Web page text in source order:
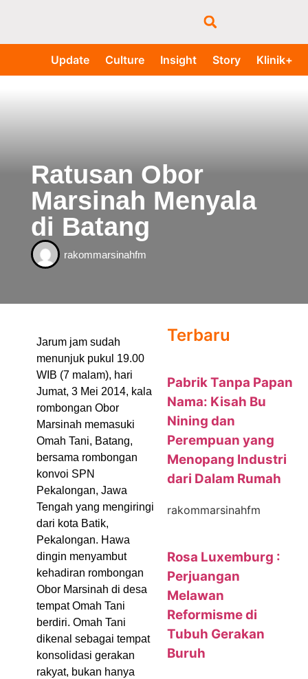
Update Culture Insight Story Klinik+
Ratusan Obor
Marsinah Menyala
di Batang
rakommarsinahfm
Jarum jam sudah
menunjuk pukul 19.00
WIB (7 malam), hari
Jumat, 3 Mei 2014, kala
rombongan Obor
Marsinah memasuki
Omah Tani, Batang,
bersama rombongan
konvoi SPN
Pekalongan, Jawa
Tengah yang mengiringi
dari kota Batik,
Pekalongan. Hawa
dingin menyambut
kehadiran rombongan
Obor Marsinah di desa
tempat Omah Tani
berdiri. Omah Tani
dikenal sebagai tempat
konsolidasi gerakan
rakyat, bukan hanya
Terbaru
Pabrik Tanpa Papan
Nama: Kisah Bu
Nining dan
Perempuan yang
Menopang Industri
dari Dalam Rumah
rakommarsinahfm
Rosa Luxemburg :
Perjuangan
Melawan
Reformisme di
Tubuh Gerakan
Buruh